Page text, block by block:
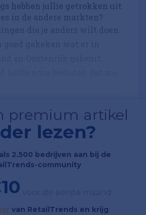
hebben jullie getrokken uit
in de andere markten?
premium artikel
lezen?
2.500 bedrijven aan bij de
community
van RetailTrends en krijg;